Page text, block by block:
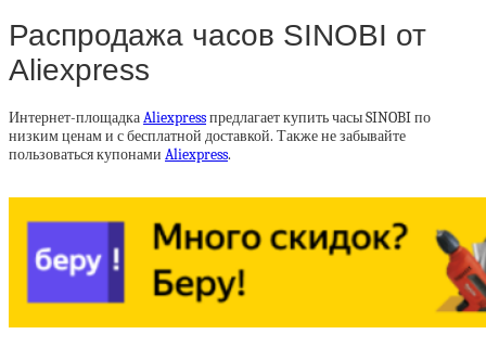
Распродажа часов SINOBI от
Aliexpress
Интернет-площадкаAliexpressпредлагает купить часы SINOBI по
низким ценам и с бесплатной доставкой. Также не забывайте
пользоваться купонами Aliexpress.